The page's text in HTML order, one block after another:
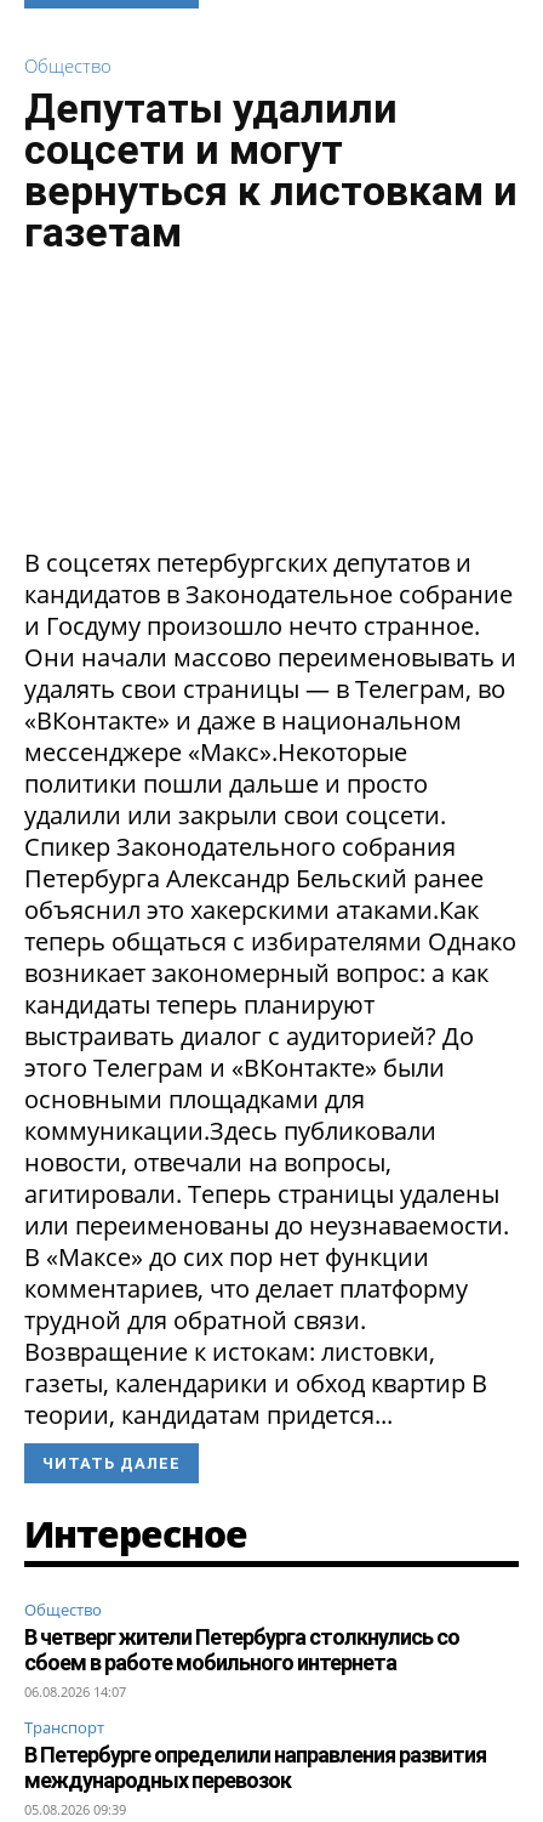
Общество
Депутаты удалили
соцсети и могут
вернуться к листовкам и
газетам
В соцсетях петербургских депутатов и
кандидатов в Законодательное собрание
и Госдуму произошло нечто странное.
Они начали массово переименовывать и
удалять свои страницы — в Телеграм, во
«ВКонтакте» и даже в национальном
мессенджере «Макс».Некоторые
политики пошли дальше и просто
удалили или закрыли свои соцсети.
Спикер Законодательного собрания
Петербурга Александр Бельский ранее
объяснил это хакерскими атаками.Как
теперь общаться с избирателями Однако
возникает закономерный вопрос: а как
кандидаты теперь планируют
выстраивать диалог с аудиторией? До
этого Телеграм и «ВКонтакте» были
основными площадками для
коммуникации.Здесь публиковали
новости, отвечали на вопросы,
агитировали. Теперь страницы удалены
или переименованы до неузнаваемости.
В «Максе» до сих пор нет функции
комментариев, что делает платформу
трудной для обратной связи.
Возвращение к истокам: листовки,
газеты, календарики и обход квартир В
теории, кандидатам придется...
ЧИТАТЬ ДАЛЕЕ
Интересное
Общество
В четверг жители Петербурга столкнулись со
сбоем в работе мобильного интернета
06.08.2026 14:07
Транспорт
В Петербурге определили направления развития
международных перевозок
05.08.2026 09:39